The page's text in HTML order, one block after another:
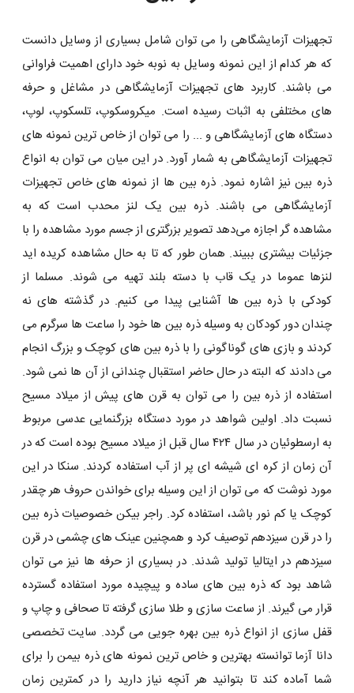
تجهیزات آزمایشگاهی را می توان شامل بسیاری از وسایل دانست
که هر کدام از این نمونه وسایل به نوبه خود دارای اهمیت فراوانی
می باشند. کاربرد های تجهیزات آزمایشگاهی در مشاغل و حرفه
های مختلفی به اثبات رسیده است. میکروسکوپ، تلسکوپ، لوپ،
دستگاه های آزمایشگاهی و ... را می توان از خاص ترین نمونه های
تجهیزات آزمایشگاهی به شمار آورد. در این میان می توان به انواع
ذره بین نیز اشاره نمود. ذره بین ها از نمونه های خاص تجهیزات
آزمایشگاهی می باشند. ذره بین یک لنز محدب است که به
مشاهده‌ گر اجازه می‌دهد تصویر بزرگتری از جسم مورد مشاهده را با
جزئیات بیشتری ببیند. همان طور که تا به حال مشاهده کریده اید
لنزها عموما در یک قاب با دسته بلند تهیه می ‌شوند. مسلما از
کودکی با ذره بین ها آشنایی پیدا می کنیم. در گذشته های نه
چندان دور کودکان به وسیله ذره بین ها خود را ساعت ها سرگرم می
کردند و بازی های گوناگونی را با ذره بین های کوچک و بزرگ انجام
می دادند که البته در حال حاضر استقبال چندانی از آن ها نمی شود.
استفاده از ذره بین را می توان به قرن های پیش از میلاد مسیح
نسبت داد. اولین شواهد در مورد دستگاه بزرگنمایی عدسی مربوط
به ارسطوئیان در سال ۴۲۴ سال قبل از میلاد مسیح بوده است که در
آن زمان از کره ‌ای شیشه ‌ای پر از آب استفاده کردند. سنکا در این
مورد نوشت که می ‌توان از این وسیله برای خواندن حروف هر چقدر
کوچک یا کم نور باشد، استفاده کرد. راجر بیکن خصوصیات ذره بین
را در قرن سیزدهم توصیف کرد و همچنین عینک‌ های چشمی در قرن
سیزدهم در ایتالیا تولید شدند. در بسیاری از حرفه ها نیز می توان
شاهد بود که ذره بین های ساده و پیچیده مورد استفاده گسترده
قرار می گیرند. از ساعت سازی و طلا سازی گرفته تا صحافی و چاپ و
قفل سازی از انواع ذره بین بهره جویی می گردد. سایت تخصصی
دانا آزما توانسته بهترین و خاص ترین نمونه های ذره بیمن را برای
شما آماده کند تا بتوانید هر آنچه نیاز دارید را در کمترین زمان